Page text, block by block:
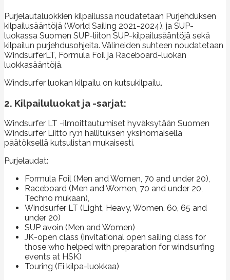
Purjelautaluokkien kilpailussa noudatetaan Purjehduksen
kilpailusääntöjä (World Sailing 2021-2024), ja SUP-
luokassa Suomen SUP-liiton SUP-kilpailusääntöjä sekä
kilpailun purjehdusohjeita. Välineiden suhteen noudatetaan
WindsurferLT, Formula Foil ja Raceboard-luokan
luokkasääntöjä.
Windsurfer luokan kilpailu on kutsukilpailu.
2. Kilpailuluokat ja -sarjat:
Windsurfer LT -ilmoittautumiset hyväksytään Suomen
Windsurfer Liitto ry:n hallituksen yksinomaisella
päätöksellä kutsulistan mukaisesti.
Purjelaudat:
Formula Foil (Men and Women, 70 and under 20),
Raceboard (Men and Women, 70 and under 20,
Techno mukaan),
Windsurfer LT (Light, Heavy, Women, 60, 65 and
under 20)
SUP avoin (Men and Women)
JK-open class (invitational open sailing class for
those who helped with preparation for windsurfing
events at HSK)
Touring (Ei kilpa-luokkaa)